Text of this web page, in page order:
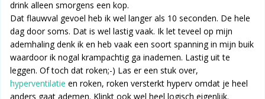
drink alleen smorgens een kop.
Dat flauwval gevoel heb ik wel langer als 10 seconden. De hele
dag door soms. Dat is wel lastig vaak. Ik let teveel op mijn
ademhaling denk ik en heb vaak een soort spanning in mijn buik
waardoor ik nogal krampachtig ga inademen. Lastig uit te
leggen. Of toch dat roken;-) Las er een stuk over,
hyperventilatie en roken, roken versterkt hyperv omdat je heel
anders gaat ademen. Klinkt ook wel heel logisch eigenlijk.